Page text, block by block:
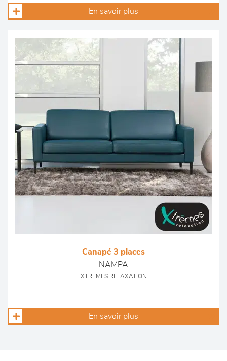
En savoir plus
Canapé 3 places
NAMPA
XTREMES RELAXATION
En savoir plus